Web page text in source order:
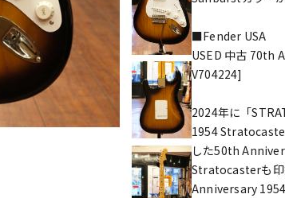
■Fender USA
USED 中古 70th
V704224]
2024年に「
1954
した50th
Stratocasterも印
Anniversary